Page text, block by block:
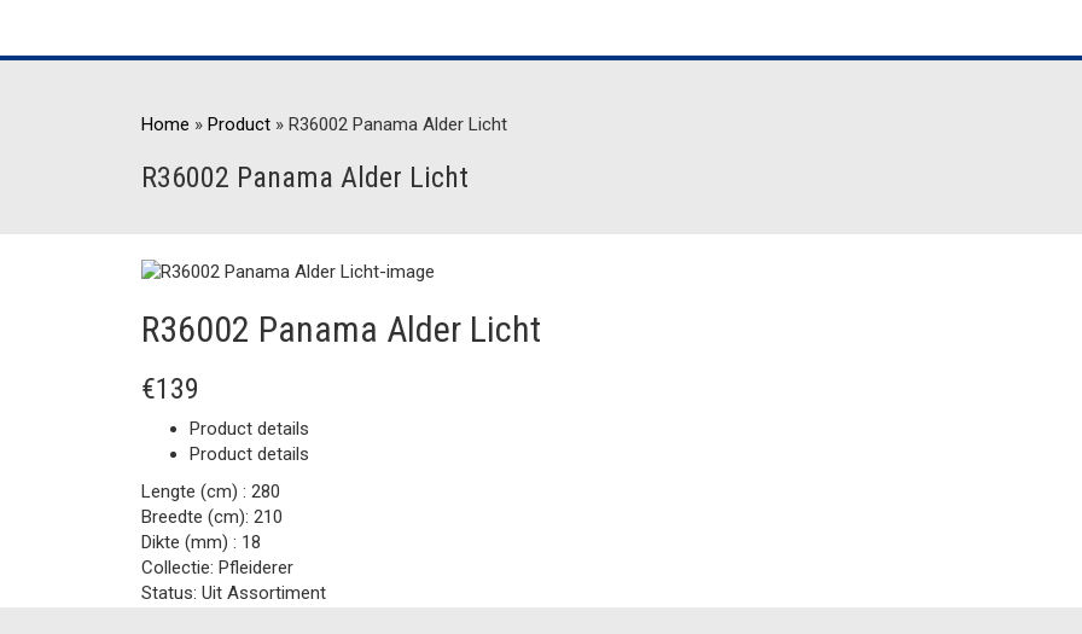
Home » Product » R36002 Panama Alder Licht
R36002 Panama Alder Licht
R36002 Panama Alder Licht
€139
Product details
Product details
Lengte (cm) : 280
Breedte (cm): 210
Dikte (mm) : 18
Collectie: Pfleiderer
Status: Uit Assortiment